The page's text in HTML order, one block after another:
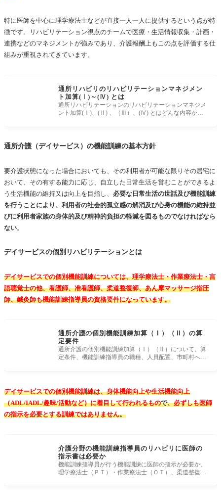
特に医師を中心に理学療法士などが直接一人一人に提供するという点が特
徴です。リハビリテーション視点のチームで医療・生活情報収集・計画・
連携などのマネジメントが強みであり、介護報酬上もこの点を評価する仕
組みが重視されてきています。
通所リハビリのリハビリテーションマネジメン
ト加算(Ⅰ)～(Ⅳ) とは
通所リハビリテーションのリハビリテーションマネジメ
ント加算(Ⅰ)、(Ⅱ) 、（Ⅲ）、(Ⅳ) とはどんな内容か紹
通所介護（デイサービス）の機能訓練の基本方針
要介護状態になった場合においても、その利用者が可能な限りその居宅に
おいて、その有する能力に応じ、自立した日常生活を営むことができるよ
う生活機能の維持又は向上を目指し、 必要な日常生活の世話及び機能訓練
を行うことにより、利用者の社会的孤立感の解消及び心身の機能の維持並
びに利用者家族の身体的及び精神的負担の軽減を図るものでなければなら
ない。
デイサービスの個別リハビリテーションとは
デイサービスでの個別機能訓練については、理学療法士・作業療法士・言
語聴覚士の他、看護師、准看護師、柔道整復師、あん摩マッサージ指圧
師、鍼灸師も機能訓練指導員の資格要件になっています。
通所介護の個別機能訓練加算（Ⅰ）（Ⅱ）の算
定要件
通所介護の個別機能訓練加算（Ⅰ）（Ⅱ）について、算
定条件、機能訓練指導員の職種、人員配置、市町村への
デイサービスでの個別機能訓練は、身体機能向上や生活機能向上
（ADL/IADL/趣味/活動など）に着目して行われるもので、必ずしも医師
の指示を必要とする訓練ではありません。
介護分野の機能訓練指導員のリハビリに医師の
指示書は必要か
機能訓練指導員が行う機能訓練に医師の指示が必要か、
理学療法士（ＰＴ）・作業療法士（ＯＴ）、柔道整復師